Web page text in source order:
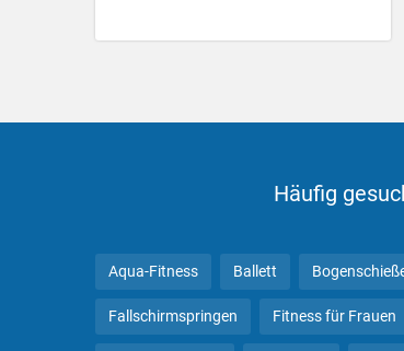
Häufig
Aqua-Fitness Ballett
Fallschirmspringen Fitness für Frauen